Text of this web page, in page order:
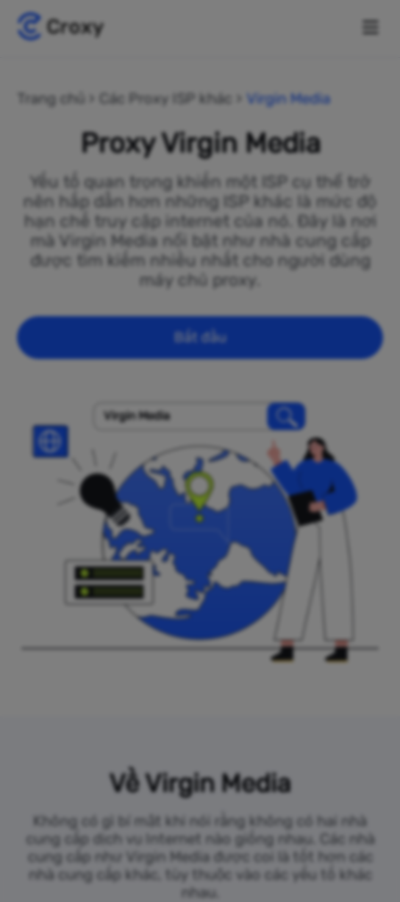
Trang chủ Các Proxy ISP khác Virgin Media
Proxy Virgin Media
Yếu tố quan trọng khiến một ISP cụ thể trở
nên hấp dẫn hơn những ISP khác là mức độ
hạn chế truy cập internet của nó. Đây là nơi
mà Virgin Media nổi bật như nhà cung cấp
được tìm kiếm nhiều nhất cho người dùng
máy chủ proxy.
Bắt đầu
Virgin Media
Về Virgin Media
Không có gì bí mật khi nói rằng không có hai nhà
cung cấp dịch vụ Internet nào giống nhau. Các nhà
cung cấp như Virgin Media được coi là tốt hơn các
nhà cung cấp khác, tùy thuộc vào các yếu tố khác
nhau.